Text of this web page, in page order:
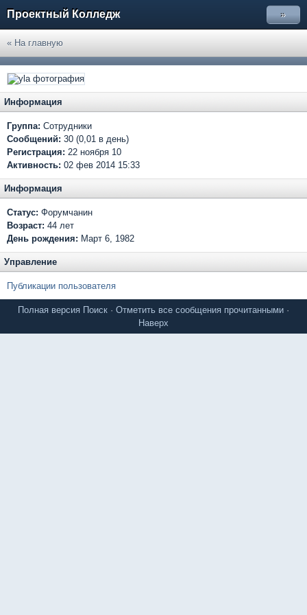
Проектный Колледж »
« На главную
Информация
Группа: Сотрудники
Сообщений: 30 (0,01 в день)
Регистрация: 22 ноября 10
Активность: 02 фев 2014 15:33
Информация
Статус: Форумчанин
Возраст: 44 лет
День рождения: Март 6, 1982
Управление
Публикации пользователя
Полная версия Поиск · Отметить все сообщения прочитанными ·
Наверх